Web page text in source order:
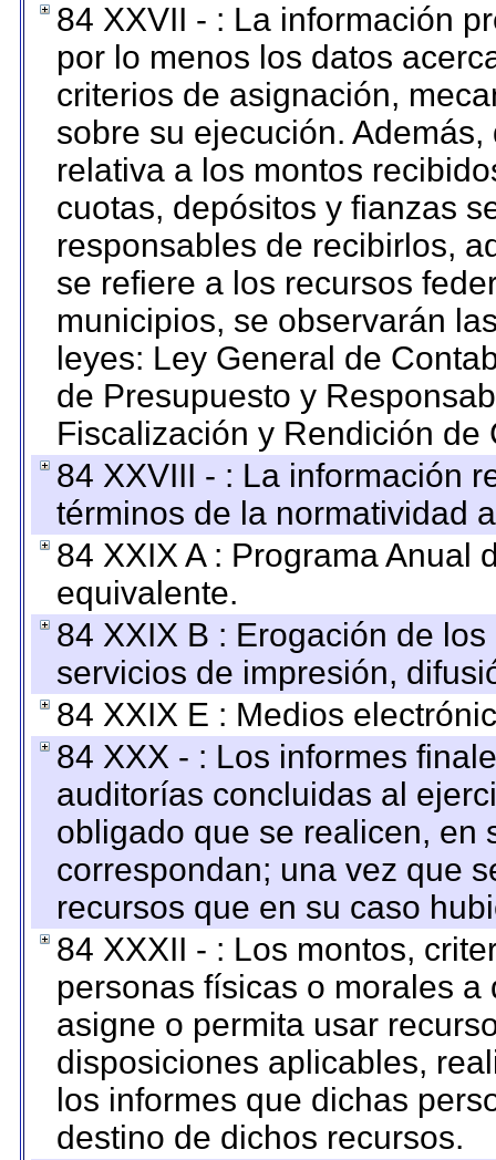
84 XXVII - : La información
por lo menos los datos
criterios de asignación,
sobre su ejecución.
relativa a los montos
cuotas, depósitos y fianzas
responsables de recibirlos,
se refiere a los recursos
municipios, se observarán
leyes: Ley General de
de Presupuesto y
Fiscalización y Rendición
84 XXVIII - : La información
términos de la normatividad
84 XXIX A : Programa Anual
equivalente.
84 XXIX B : Erogación de
servicios de impresión,
84 XXIX E : Medios
84 XXX - : Los informes
auditorías concluidas al
obligado que se realicen, en
correspondan; una vez que
recursos que en su caso
84 XXXII - : Los montos,
personas físicas o morales
asigne o permita usar
disposiciones aplicables,
los informes que dichas
destino de dichos recursos.